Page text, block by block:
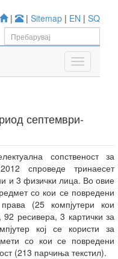
| | Sitemap | EN | SQ
септември-
сопственост за
спроведе тринаесет
и 3 физички лица. Во овие
со кои се повредени
(25 компјутери кои
ресивера, 3 картички за
кој се користи за
со кои се повредени
(213 парчиња текстил).